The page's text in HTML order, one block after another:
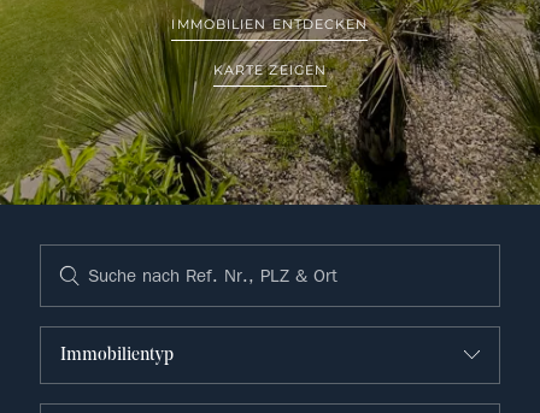
IMMOBILIEN ENTDECKEN
KARTE ZEIGEN
Immobilientyp